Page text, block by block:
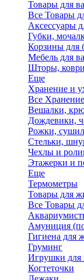
Товары для
Все Товары
Аксессуары
Губки,
Корзины для
Мебель для
Шторы,
Еще
Хранение и
Все
Вешалки,
Дождевики,
Рожки,
Стельки,
Чехлы и
Этажерки и
Еще
Термометры
Товары для
Все Товары
Амуниция
Гигиена для
Груминг
Игрушки для
Когтеточки